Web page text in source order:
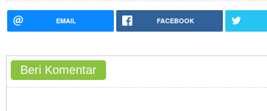
EMAIL FACEBOOK
Beri Komentar